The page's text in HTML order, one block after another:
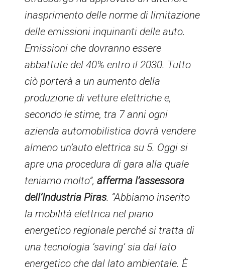
inasprimento delle norme di limitazione
delle emissioni inquinanti delle auto.
Emissioni che dovranno essere
abbattute del 40% entro il 2030. Tutto
ciò porterà a un aumento della
produzione di vetture elettriche e,
secondo le stime, tra 7 anni ogni
azienda automobilistica dovrà vendere
almeno un’auto elettrica su 5. Oggi si
apre una procedura di gara alla quale
teniamo molto”, afferma l’assessora
dell’Industria Piras. “Abbiamo inserito
la mobilità elettrica nel piano
energetico regionale perché si tratta di
una tecnologia ‘saving’ sia dal lato
energetico che dal lato ambientale. È